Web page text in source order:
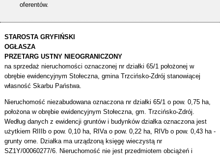
oferentów.
STAROSTA GRYFIŃSKI
OGŁASZA
PRZETARG USTNY NIEOGRANICZONY
na sprzedaż nieruchomości oznaczonej nr działki 65/1 położonej w
obrębie ewidencyjnym Stołeczna, gmina Trzcińsko-Zdrój stanowiącej
własność Skarbu Państwa.
Nieruchomość niezabudowana oznaczona nr działki 65/1 o pow. 0,75 ha,
położona w obrębie ewidencyjnym Stołeczna, gm. Trzcińsko-Zdrój.
Według danych z ewidencji gruntów i budynków działka oznaczona jest
użytkiem RIIIb o pow. 0,10 ha, RIVa o pow. 0,22 ha, RIVb o pow. 0,43 ha -
grunty orne. Działka ma urządzoną księgę wieczystą nr
SZ1Y/00060277/6. Nieruchomość nie jest przedmiotem obciążeń i